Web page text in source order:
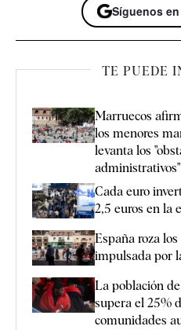
Síguenos
TE PUEDE
Marruecos
los menores
levanta los
administrativos"
Cada euro
2,5 euros en la
España roza
impulsada por
La población
supera el 25%
comunidades